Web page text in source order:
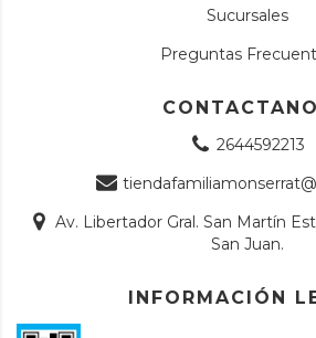
Sucursales
Preguntas
2644592213
Av. Libertador Gral. San Martín
San Juan.
INFORMACIÓN